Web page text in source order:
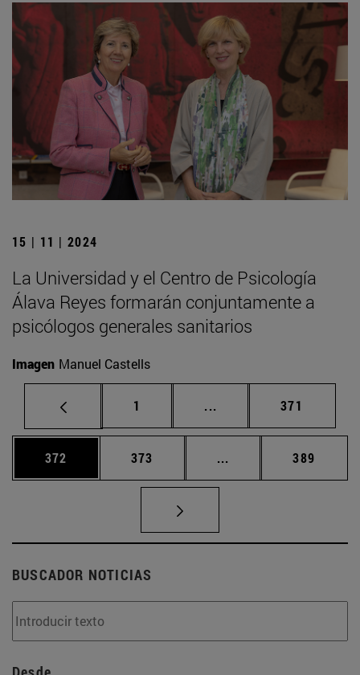
15 | 11 | 2024
La Universidad y el Centro de Psicología
Álava Reyes formarán conjuntamente a
psicólogos generales sanitarios
Imagen Manuel Castells
Página
1 ... Páginas intermedias
Página
371
Página
372 Página
373 ... Páginas intermedias
Página
389
BUSCADOR NOTICIAS